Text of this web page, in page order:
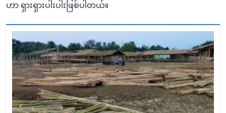
ဟာ ရှားရှားပါးပါးဖြစ်ပါတယ်။